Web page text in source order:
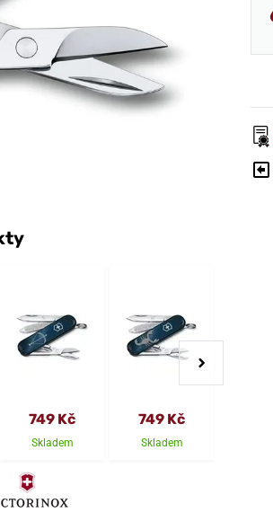
749 Kč
Skladem
749 Kč
Skladem